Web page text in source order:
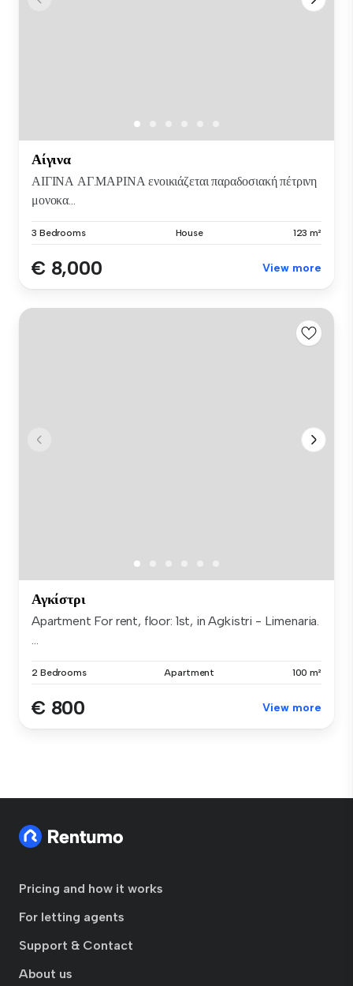
Αίγινα
ΑΙΓΙΝΑ ΑΓ.ΜΑΡΙΝΑ ενοικιάζεται παραδοσιακή πέτρινη
μονοκα...
3 Bedrooms House 123 m²
€ 8,000 View more
Αγκίστρι
Apartment For rent, floor: 1st, in Agkistri - Limenaria.
...
2 Bedrooms Apartment 100 m²
€ 800 View more
Pricing and how it works
For letting agents
Support & Contact
About us